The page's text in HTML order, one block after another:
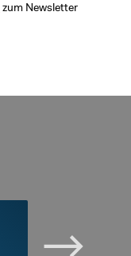
zum Newsletter